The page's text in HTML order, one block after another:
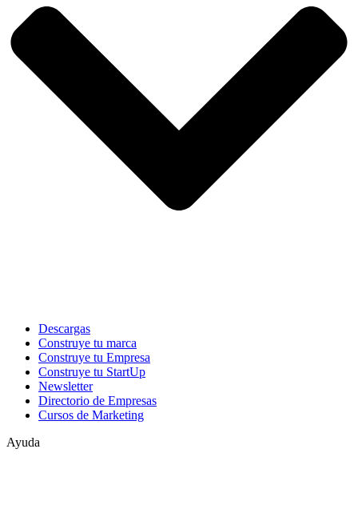
Descargas
Construye tu marca
Construye tu Empresa
Construye tu StartUp
Newsletter
Directorio de Empresas
Cursos de Marketing
Ayuda